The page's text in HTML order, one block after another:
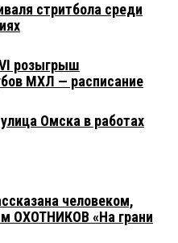
стритбола среди
розыгрыш
МХЛ — расписание
Омска в работах
человеком,
ОХОТНИКОВ «На грани